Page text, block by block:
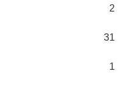
2
31
1